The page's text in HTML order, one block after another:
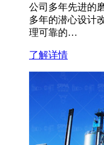
公司多年先进的
多年的潜心设计
理可靠的…
了解详情